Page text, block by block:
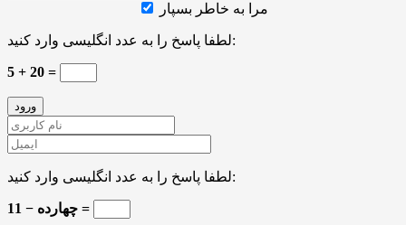
مرا به خاطر بسپار
لطفا پاسخ را به عدد انگلیسی وارد کنید:
5 + 20 =
لطفا پاسخ را به عدد انگلیسی وارد کنید:
چهارده − 11 =